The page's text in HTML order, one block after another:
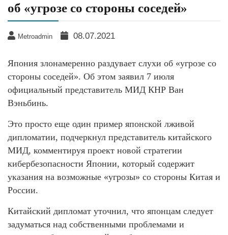
об «угрозе со стороны соседей»
Metroadmin 08.07.2021
Япония злонамеренно раздувает слухи об «угрозе со
стороны соседей». Об этом заявил 7 июля
официальный представитель МИД КНР Ван
Вэньбинь.
Это просто еще один пример японской лживой
дипломатии, подчеркнул представитель китайского
МИД, комментируя проект новой стратегии
кибербезопасности Японии, который содержит
указания на возможные «угрозы» со стороны Китая и
России.
Китайский дипломат уточнил, что японцам следует
задуматься над собственными проблемами и